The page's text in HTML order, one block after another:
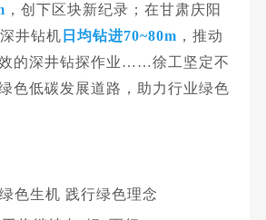
，创下区块新纪录；在甘肃庆阳
井钻机 日均钻进70~80m ，推动
的深井钻探作业……徐工坚定不
色低碳发展道路， 助力行业绿色
色生机 践行绿色理念